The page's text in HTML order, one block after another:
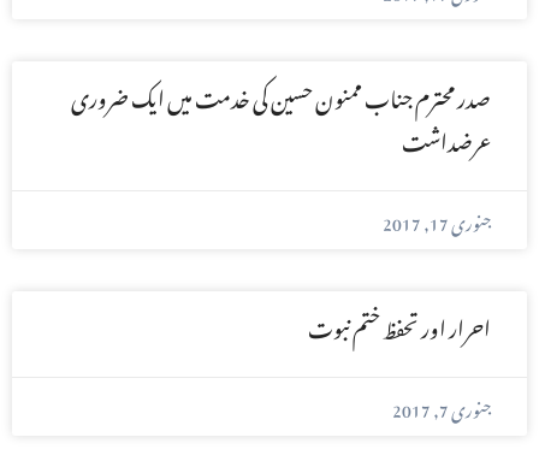
صدر محترم جناب ممنون حسین کی خدمت میں ایک ضروری
عرضداشت
جنوری 17, 2017
احرار اور تحفظ ختم نبوت
جنوری 7, 2017